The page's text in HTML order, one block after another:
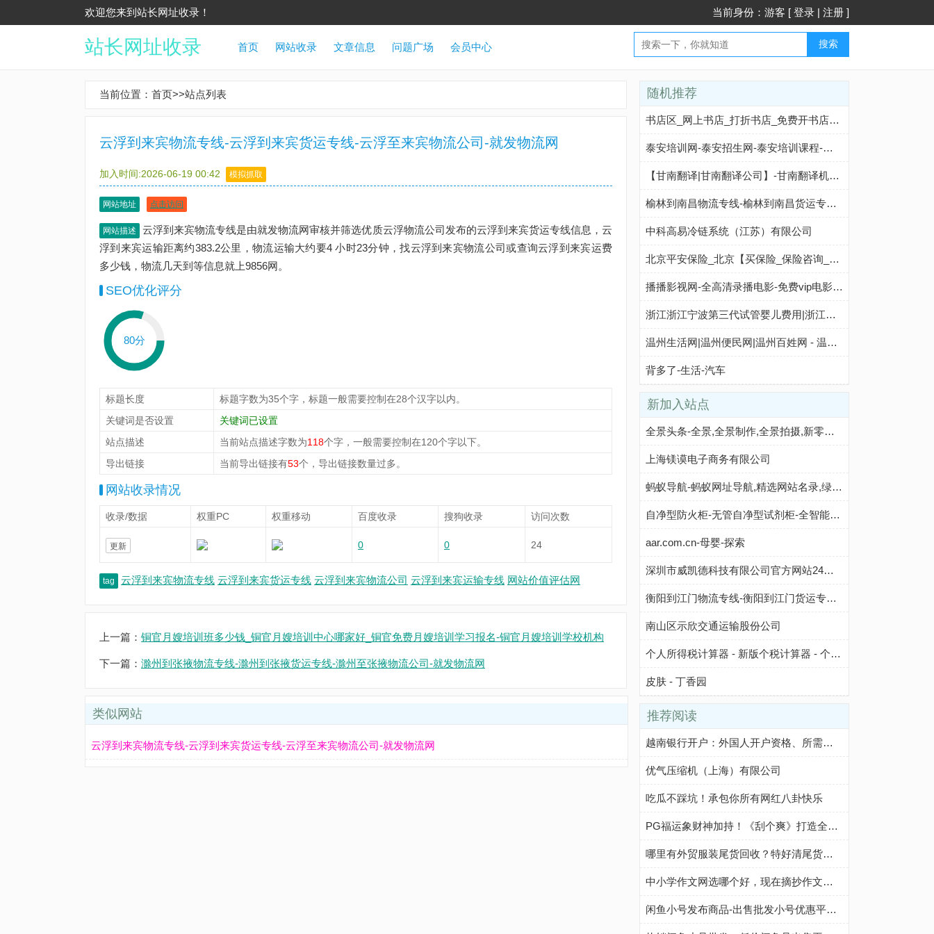
欢迎您来到站长网址收录！ 当前身份：游客 [ 登录 | 注册 ]
站长网址收录 首页 网站收录 文章信息 问题广场 会员中心 搜索
当前位置： 首页>>站点列表
云浮到来宾物流专线-云浮到来宾货运专线-云浮至来宾物流公司-就发物流网
加入时间:2026-06-19 00:42 模拟抓取
网站地址 点击访问
网站描述
云浮到来宾物流专线是由就发物流网审核并筛选优质云浮物流公司发布的云浮到来宾货运专线信息，云
浮到来宾运输距离约383.2公里，物流运输大约要4 小时23分钟，找云浮到来宾物流公司或查询云浮到来宾运费
多少钱，物流几天到等信息就上9856网。
SEO优化评分
80分
标题长度
标题字数为35个字，标题一般需要控制在28个汉字以内。
关键词是否设置
关键词已设置
站点描述
当前站点描述字数为118个字，一般需要控制在120个字以下。
导出链接
当前导出链接有53个，导出链接数量过多。
网站收录情况
收录/数据 权重PC 权重移动 百度收录 搜狗收录 访问次数
更新 0 0 24
tag 云浮到来宾物流专线 云浮到来宾货运专线 云浮到来宾物流公司 云浮到来宾运输专线 网站价值评估网
上一篇： 铜官月嫂培训班多少钱_铜官月嫂培训中心哪家好_铜官免费月嫂培训学习报名-铜官月嫂培训学校机构
下一篇： 滁州到张掖物流专线-滁州到张掖货运专线-滁州至张掖物流公司-就发物流网
类似网站
云浮到来宾物流专线-云浮到来宾货运专线-云浮至来宾物流公司-就发物流网
随机推荐
书店区_网上书店_打折书店_免费开书店_加盟书店_孔夫子旧书网：国内专业的古旧书交易平台
泰安培训网-泰安招生网-泰安培训课程-泰安培训机构-泰安培训指南网
【甘南翻译|甘南翻译公司】-甘南翻译机构【译声网】
榆林到南昌物流专线-榆林到南昌货运专线-榆林至南昌物流公司-就发物流网
中科高易冷链系统（江苏）有限公司
北京平安保险_北京【买保险_保险咨询_代理人_外来人员综合保险】_陈生
播播影视网-全高清录播电影-免费vip电影-在线观看第01集(HD)BD
浙江浙江宁波第三代试管婴儿费用|浙江浙江宁波试管婴儿成功率|浙江浙江宁波试管医院 - 新生代试管网
温州生活网|温州便民网|温州百姓网 - 温州本地生活网
背多了-生活-汽车
新加入站点
全景头条-全景,全景制作,全景拍摄,新零售场景,720全景,全景头条-建材之家 JC68.COM®
上海镁谟电子商务有限公司
蚂蚁导航-蚂蚁网址导航,精选网站名录,绿色网址导航,实用网站大全
自净型防火柜-无管自净型试剂柜-全智能气瓶柜-无锡昱邦安保科技有限公司
aar.com.cn-母婴-探索
深圳市威凯德科技有限公司官方网站24小时服务热线;18682000278,15012650071家居物联网门禁防盗系统,保险柜防盗报警系统,机器人乘梯系统,“veekdee”品牌停车场,电梯,RFID,ic卡电梯系统,电梯门禁,ic卡电梯,刷卡电梯,电梯ic卡,电梯门禁,对讲联动电梯,电梯门禁系统生产企业ic卡电梯系统,ic卡电梯,ic卡电梯管理系统,刷卡电梯,电梯ic卡,电梯ic卡,智能电梯,电
衡阳到江门物流专线-衡阳到江门货运专线-衡阳至江门物流公司-就发物流网
南山区示欣交通运输股份公司
个人所得税计算器 - 新版个税计算器 - 个人所得税计算方法
皮肤 - 丁香园
推荐阅读
越南银行开户：外国人开户资格、所需文件、开户步骤及注意事项
优气压缩机（上海）有限公司
吃瓜不踩坑！承包你所有网红八卦快乐
PG福运象财神加持！《刮个爽》打造全新休闲玩法
哪里有外贸服装尾货回收？特好清尾货网帮你轻松解决
中小学作文网选哪个好，现在摘抄作文我都在这个网站
闲鱼小号发布商品-出售批发小号优惠平台-咸鱼优质小号购买